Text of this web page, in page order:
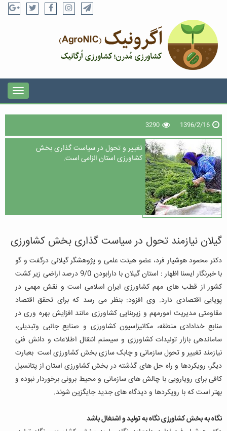
1396/2/16
3290
تغییر و تحول در سیاست گذاری بخش
کشاورزی استان الزامی است.
گیلان نیازمند تحول در سیاست گذاری بخش کشاورزی
دکتر محمود هوشیار فرد، عضو هیئت علمی و پژوهشگر گیلانی درگفت و گو
با خبرنگار ایسنا اظهار : استان گیلان با دارابودن 9/0 درصد اراضی زیر کشت
کشور از قطب های مهم کشاورزی ایران اسلامی است و نقش مهمی در
پویایی اقتصادی دارد. وی افزود: بنظر می رسد که برای تحقق اقتصاد
مقاومتی مدیریت امورمهم و زیربنایی کشاورزی مانند افزایش بهره وری در
منابع خدادادی منطقه، مکانیزاسیون کشاورزی و صنایع جانبی وتبدیلی،
ساماندهی بازار تولیدات کشاورزی و سیستم انتقال اطلاعات و دانش فنی
نیازمند تغییر و تحول سازمانی و چابک سازی بخش کشاورزی است بعبارت
دیگر، رویکردها و راه حل های گذشته در بخش کشاورزی استان از پتانسیل
کافی برای رویارویی با چالش های سازمانی و محیط برونی برخوردار نبوده و
بهتر است که با رویکردها و دیدگاه های جدید جایگزین شوند.
نگاه به بخش کشاورزی نگاه به تولید و اشتغال باشد